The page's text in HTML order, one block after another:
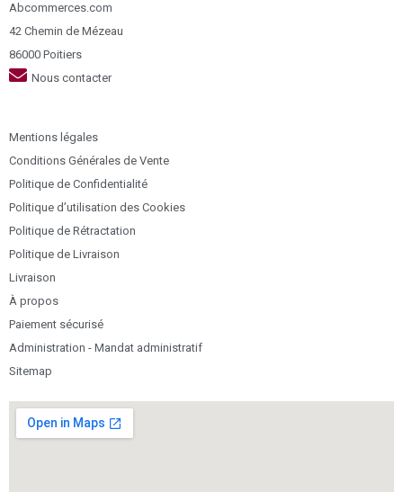
Abcommerces.com
42 Chemin de Mézeau
86000 Poitiers
Nous contacter
Mentions légales
Conditions Générales de Vente
Politique de Confidentialité
Politique d’utilisation des Cookies
Politique de Rétractation
Politique de Livraison
Livraison
À propos
Paiement sécurisé
Administration - Mandat administratif
Sitemap